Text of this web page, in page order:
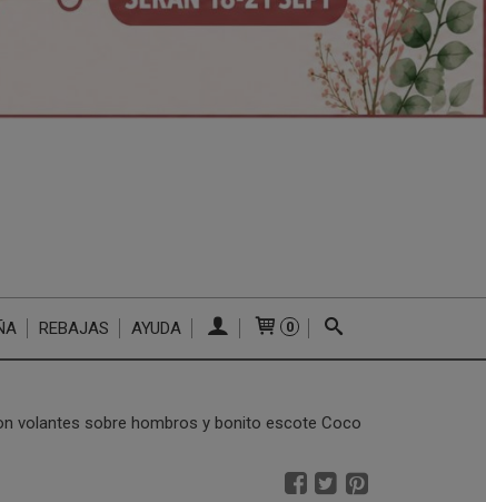
REBAJAS AYUDA 0
volantes sobre hombros y bonito escote Coco